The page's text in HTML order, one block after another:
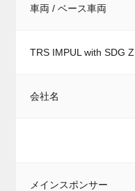
車両 / ベース車両
TRS IMPUL with SDG
会社名
メインスポンサー